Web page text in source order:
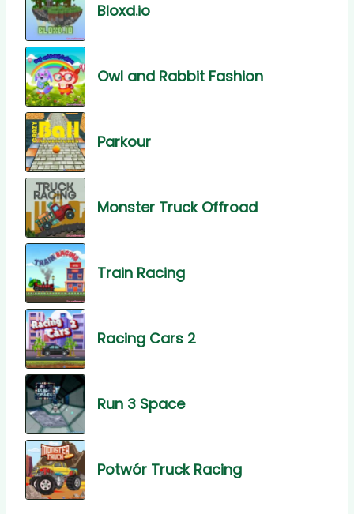
Bloxd.io
Owl and Rabbit Fashion
Parkour
Monster Truck Offroad
Train Racing
Racing Cars 2
Run 3 Space
Potwór Truck Racing